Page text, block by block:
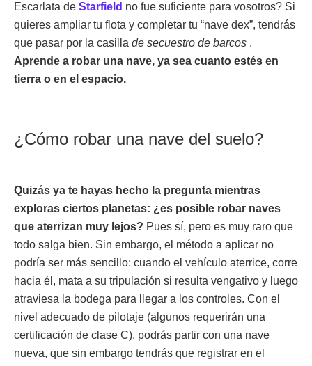
Escarlata de Starfield no fue suficiente para vosotros? Si
quieres ampliar tu flota y completar tu “nave dex”, tendrás
que pasar por la casilla de secuestro de barcos .
Aprende a robar una nave, ya sea cuanto estés en
tierra o en el espacio.
¿Cómo robar una nave del suelo?
Quizás ya te hayas hecho la pregunta mientras
exploras ciertos planetas: ¿es posible robar naves
que aterrizan muy lejos? Pues sí, pero es muy raro que
todo salga bien. Sin embargo, el método a aplicar no
podría ser más sencillo: cuando el vehículo aterrice, corre
hacia él, mata a su tripulación si resulta vengativo y luego
atraviesa la bodega para llegar a los controles. Con el
nivel adecuado de pilotaje (algunos requerirán una
certificación de clase C), podrás partir con una nave
nueva, que sin embargo tendrás que registrar en el